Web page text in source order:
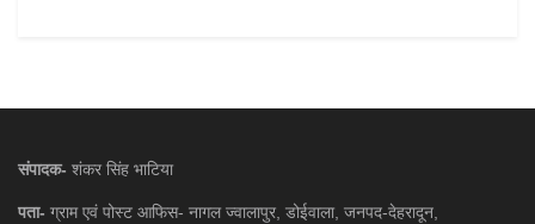
संपादक- शंकर सिंह भाटिया
पता- ग्राम एवं पोस्ट आफिस- नागल ज्वालापुर, डोईवाला, जनपद-देहरादून,